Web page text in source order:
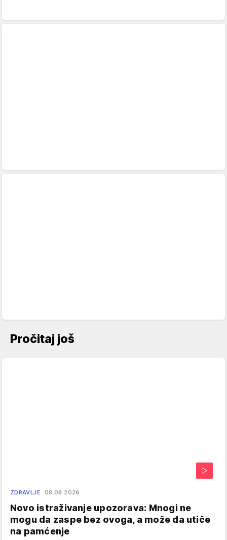
Pročitaj još
ZDRAVLJE 08.08.2026.
Novo istraživanje upozorava: Mnogi ne
mogu da zaspe bez ovoga, a može da utiče
na pamćenje